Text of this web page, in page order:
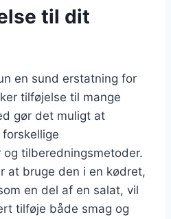
til dit
en sund erstatning for
tilføjelse til mange
gør det muligt at
tilberedningsmetoder.
at bruge den i en kødret,
en del af en salat, vil
tilføje både smag og